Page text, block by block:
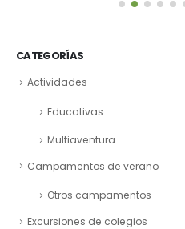
CATEGORÍAS
Actividades
Educativas
Multiaventura
Campamentos de verano
Otros campamentos
Excursiones de colegios